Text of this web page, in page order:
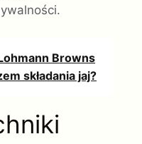
Browns
składania jaj?